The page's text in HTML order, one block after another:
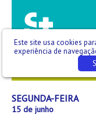
SEGUNDA-FEIRA
15 de junho
Este site usa cookies
experiência de